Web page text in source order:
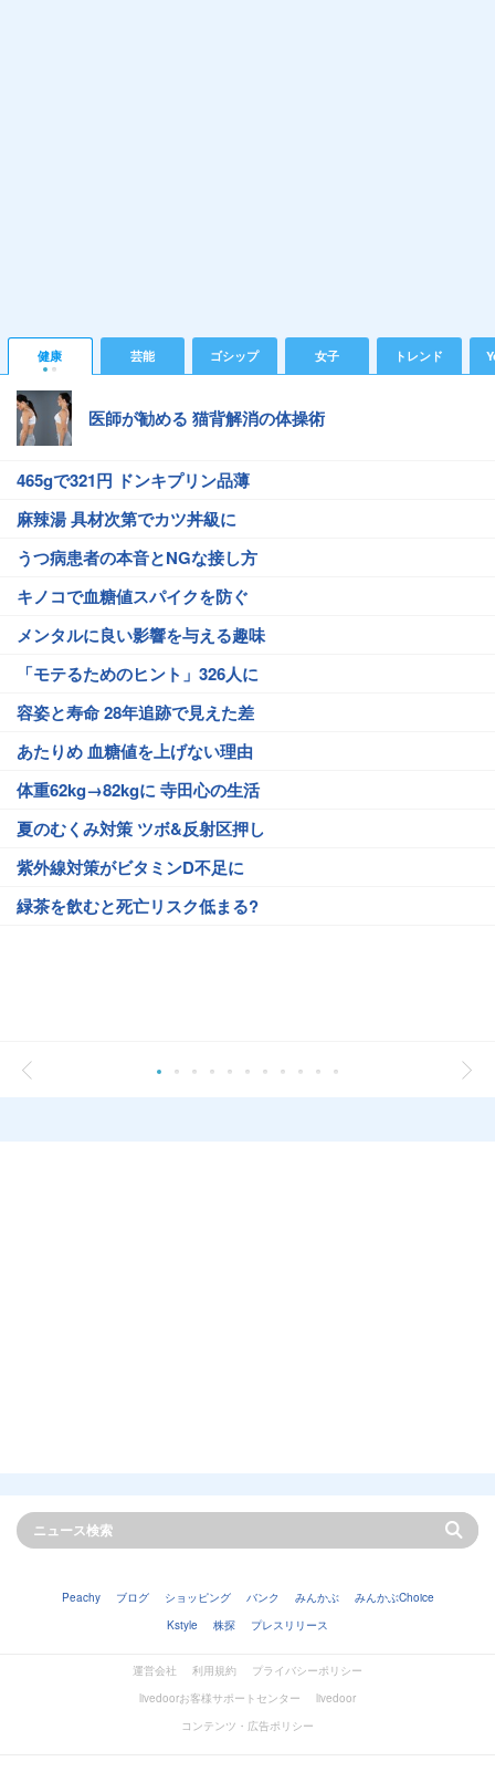
健康 芸能 ゴシップ 女子 トレンド
医師が勧める 猫背解消の体操術
465gで321円 ドンキプリン品薄
麻辣湯 具材次第でカツ丼級に
うつ病患者の本音とNGな接し方
キノコで血糖値スパイクを防ぐ
メンタルに良い影響を与える趣味
「モテるためのヒント」326人に
容姿と寿命 28年追跡で見えた差
あたりめ 血糖値を上げない理由
体重62kg→82kgに 寺田心の生活
夏のむくみ対策 ツボ&反射区押し
紫外線対策がビタミンD不足に
緑茶を飲むと死亡リスク低まる?
Peachy ブログ ショッピング バンク みんかぶ
みんかぶChoice
Kstyle
株探 プレスリリース
運営会社 利用規約
プライバシーポリシー
livedoorお客様サポートセンター
livedoor
コンテンツ・広告ポリシー